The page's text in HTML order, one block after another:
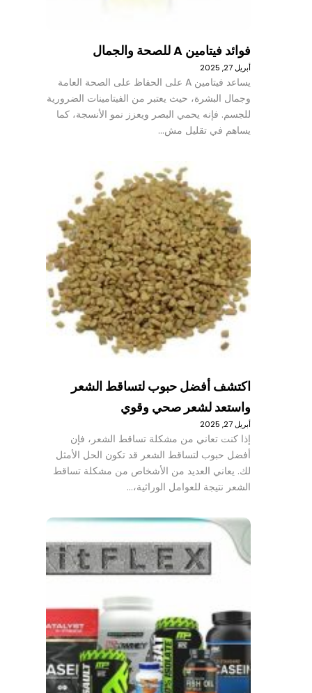
فوائد فيتامين A للصحة والجمال
أبريل 27, 2025
يساعد فيتامين A على الحفاظ على الصحة العامة
وجمال البشرة، حيث يعتبر من الفيتامينات الضرورية
للجسم. فإنه يحمي البصر ويعزز نمو الأنسجة، كما
يساهم في تقليل مش…
اكتشف أفضل حبوب لتساقط الشعر
واستعد لشعر صحي وقوي
أبريل 27, 2025
إذا كنت تعاني من مشكلة تساقط الشعر، فإن
أفضل حبوب لتساقط الشعر قد تكون الحل الأمثل
لك. يعاني العديد من الأشخاص من مشكلة تساقط
الشعر نتيجة للعوامل الوراثية،…